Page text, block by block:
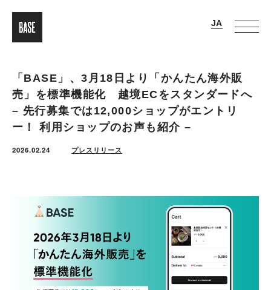
「BASE」、3月18日より「かんたん海外販
売」を標準機能化 越境ECをスタンダードへ
– 先行募集では12,000ショップがエントリ
ー！ 利用ショップのお声も紹介 –
2026.02.24 プレスリリース